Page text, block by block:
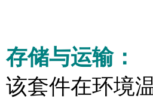
存储与运输：
该套件在环境